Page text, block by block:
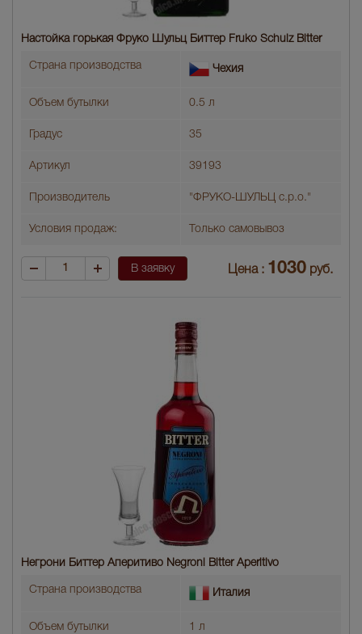
Настойка горькая Фруко Шульц Биттер Fruko Schulz Bitter
Страна производства Чехия
Объем бутылки 0.5 л
Градус 35
Артикул 39193
Производитель "ФРУКО-ШУЛЬЦ с.р.о."
Условия продаж: Только самовывоз
В заявку Цена : 1030 руб.
Негрони Биттер Аперитиво Negroni Bitter Aperitivo
Страна производства Италия
Объем бутылки 1 л